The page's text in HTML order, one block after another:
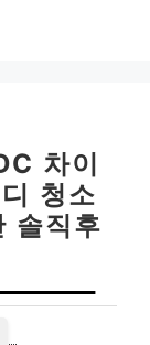
차이
청소
솔직후